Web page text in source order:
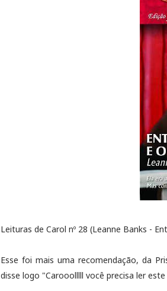
Leituras de Carol nº 28 (Leanne Banks -
Esse foi mais uma recomendação, da
disse logo "Carooolllll você precisa ler este